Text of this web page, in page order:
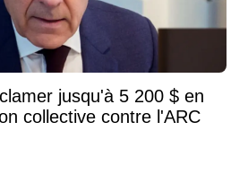
jusqu'à 5 200 $ en
collective contre l'ARC